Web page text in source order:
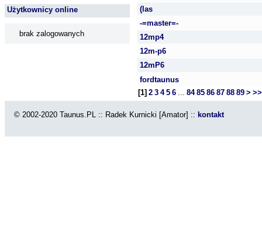
Użytkownicy online
brak zalogowanych
(las
-=master=-
12mp4
12m-p6
12mP6
fordtaunus
[1] 2 3 4 5 6 ... 84 85 86 87 88 89 > >>
© 2002-2020 Taunus.PL :: Radek Kurnicki [Amator] :: kontakt